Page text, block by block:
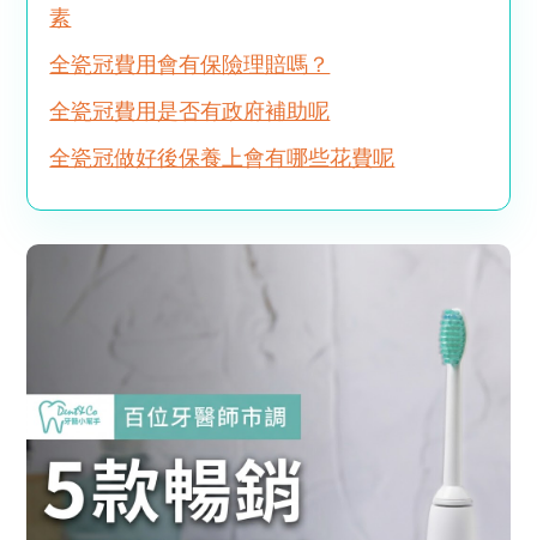
素
全瓷冠費用會有保險理賠嗎？
全瓷冠費用是否有政府補助呢
全瓷冠做好後保養上會有哪些花費呢